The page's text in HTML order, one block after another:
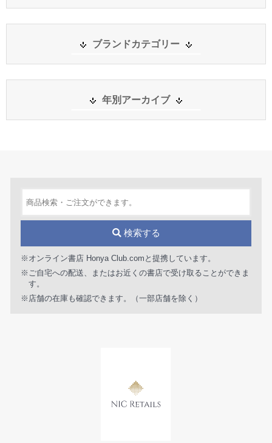
ブランドカテゴリー
年別アーカイブ
検索する
※オンライン書店 Honya Club.comと提携しています。
※ご自宅への配送、またはお近くの書店で受け取ることができま
す。
※店舗の在庫も確認できます。（一部店舗を除く）